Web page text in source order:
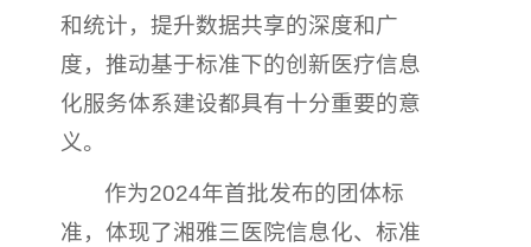
和统计，提升数据共享的深度和广
度，推动基于标准下的创新医疗信息
化服务体系建设都具有十分重要的意
义。
作为2024年首批发布的团体标
准，体现了湘雅三医院信息化、标准